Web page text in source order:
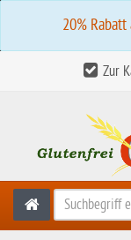
20%
Zur